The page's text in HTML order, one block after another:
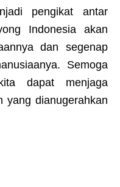
pengikat antar
Indonesia akan
dan segenap
Semoga
dapat menjaga
yang dianugerahkan